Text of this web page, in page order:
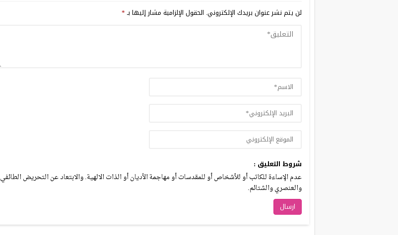
لن يتم نشر عنوان بريدك الإلكتروني. الحقول الإلزامية مشار إليها بـ*
شروط التعليق :
عدم الإساءة للكاتب أو للأشخاص أو للمقدسات أو مهاجمة الأديان أو الذات الالهية. والابتعاد عن التحريض الطائفي
والعنصري والشتائم.